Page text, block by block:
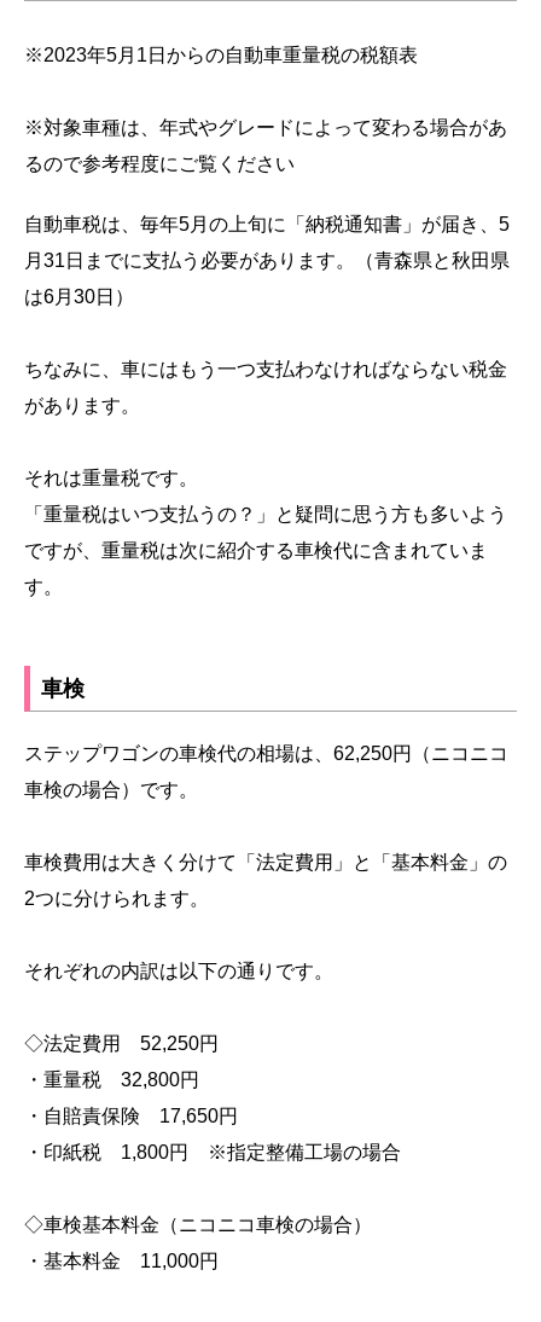
※2023年5月1日からの自動車重量税の税額表
※対象車種は、年式やグレードによって変わる場合があ
るので参考程度にご覧ください
自動車税は、毎年5月の上旬に「納税通知書」が届き、5
月31日までに支払う必要があります。（青森県と秋田県
は6月30日）
ちなみに、車にはもう一つ支払わなければならない税金
があります。
それは重量税です。
「重量税はいつ支払うの？」と疑問に思う方も多いよう
ですが、重量税は次に紹介する車検代に含まれていま
す。
車検
ステップワゴンの車検代の相場は、62,250円（ニコニコ
車検の場合）です。
車検費用は大きく分けて「法定費用」と「基本料金」の
2つに分けられます。
それぞれの内訳は以下の通りです。
◇法定費用 52,250円
・重量税 32,800円
・自賠責保険 17,650円
・印紙税 1,800円 ※指定整備工場の場合
◇車検基本料金（ニコニコ車検の場合）
・基本料金 11,000円